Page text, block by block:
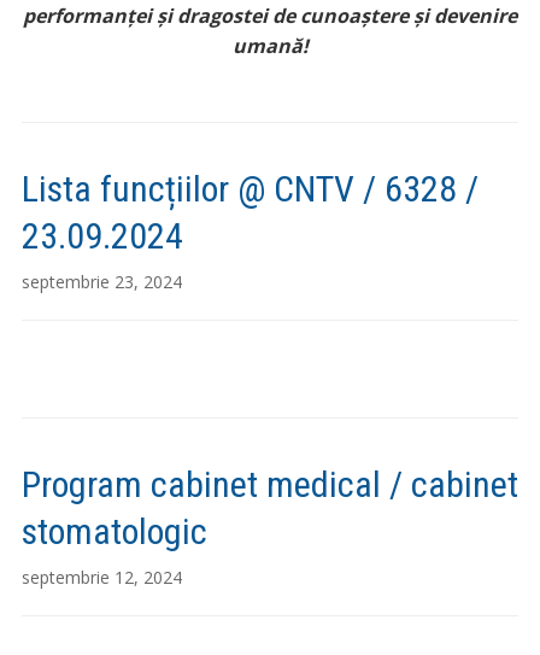
performanței și dragostei de cunoaștere și devenire
umană!
Lista funcțiilor @ CNTV / 6328 /
23.09.2024
septembrie 23, 2024
Program cabinet medical / cabinet
stomatologic
septembrie 12, 2024